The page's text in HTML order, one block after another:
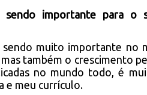
importante para o
muito importante no
também o crescimento
no mundo todo, é
e meu currículo.